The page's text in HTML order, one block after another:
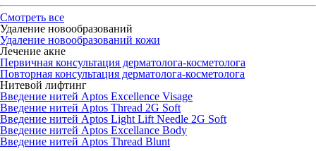
Смотреть все
Удаление новообразований
Удаление новообразований кожи
Лечение акне
Первичная консультация дерматолога-косметолога
Повторная консультация дерматолога-косметолога
Нитевой лифтинг
Введение нитей Aptos Excellence Visage
Введение нитей Aptos Thread 2G Soft
Введение нитей Aptos Light Lift Needle 2G Soft
Введение нитей Aptos Excellance Body
Введение нитей Aptos Thread Blunt